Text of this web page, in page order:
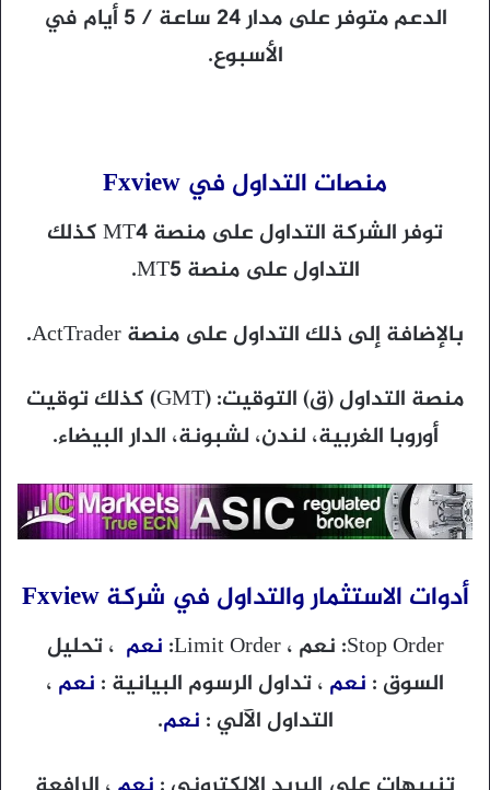
الدعم متوفر على مدار 24 ساعة / 5 أيام في
الأسبوع.
منصات التداول في Fxview
توفر الشركة التداول على منصة MT4 كذلك
التداول على منصة MT5.
بالإضافة إلى ذلك التداول على منصة ActTrader.
منصة التداول (ق) التوقيت: (GMT) كذلك توقيت
أوروبا الغربية، لندن، لشبونة، الدار البيضاء.
أدوات الاستثمار والتداول في شركة Fxview
Stop Order: نعم ، Limit Order: نعم ، تحليل
السوق : نعم ، تداول الرسوم البيانية : نعم ،
التداول الآلي : نعم.